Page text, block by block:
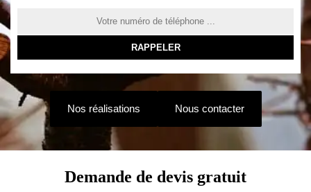
Nos réalisations Nous contacter
Demande de devis gratuit